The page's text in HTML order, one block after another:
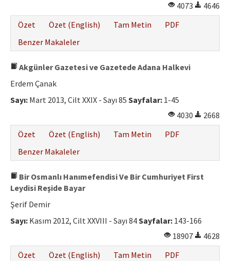
4073
4646
Özet
Özet (English) Tam Metin
PDF
Benzer Makaleler
Akgünler Gazetesi ve Gazetede Adana Halkevi
Erdem Çanak
Sayı: Mart 2013, Cilt XXIX - Sayı 85 Sayfalar: 1-45
4030
2668
Özet
Özet (English) Tam Metin
PDF
Benzer Makaleler
Bir Osmanlı Hanımefendisi Ve Bir Cumhuriyet First
Leydisi Reşide Bayar
Şerif Demir
Sayı: Kasım 2012, Cilt XXVIII - Sayı 84Sayfalar: 143-166
18907
4628
Özet
Özet (English) Tam Metin
PDF